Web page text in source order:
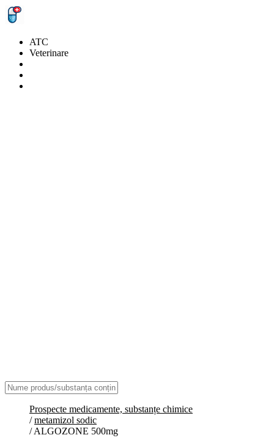
ATC
Veterinare
Prospecte medicamente, substanțe chimice
/ metamizol sodic
/ ALGOZONE 500mg